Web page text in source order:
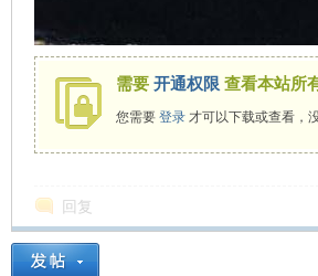
需要 开通权限 查看本站所
您需要 登录才可以下载或查看，
回复